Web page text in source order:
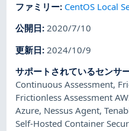
ファミリー: CentOS Local
公開日:2020/7/10
更新日: 2024/10/9
サポートされているセンサ
Continuous Assessment,
Frictionless Assessment
Azure, Nessus Agent,
Self-Hosted Container